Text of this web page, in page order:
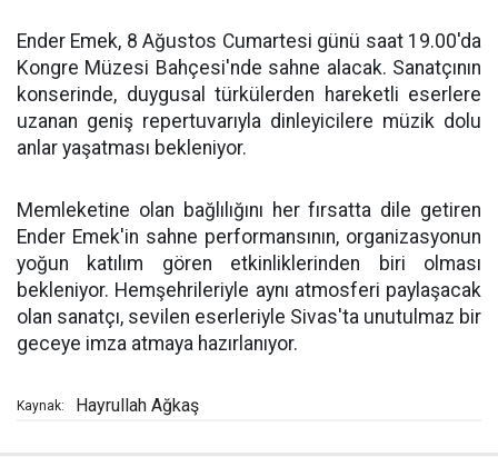
Ender Emek, 8 Ağustos Cumartesi günü saat 19.00'da
Kongre Müzesi Bahçesi'nde sahne alacak. Sanatçının
konserinde, duygusal türkülerden hareketli eserlere
uzanan geniş repertuvarıyla dinleyicilere müzik dolu
anlar yaşatması bekleniyor.
Memleketine olan bağlılığını her fırsatta dile getiren
Ender Emek'in sahne performansının, organizasyonun
yoğun katılım gören etkinliklerinden biri olması
bekleniyor. Hemşehrileriyle aynı atmosferi paylaşacak
olan sanatçı, sevilen eserleriyle Sivas'ta unutulmaz bir
geceye imza atmaya hazırlanıyor.
Kaynak: Hayrullah Ağkaş